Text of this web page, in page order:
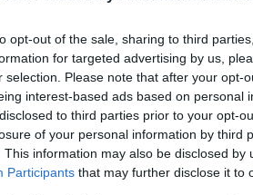
opt-out of the sale, sharing to third
for targeted advertising by us,
selection. Please note that after your opt-
interest-based ads based on personal
to third parties prior to your opt-
of your personal information by third
This information may also be disclosed by
Participants that may further disclose it to
dove la velocità di internet è
Bene, questo futuro è
dell’intrattenimento e
sta per subire una